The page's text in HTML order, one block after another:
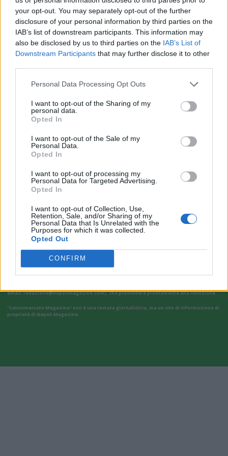
your opt-out. You may separately opt-out of the further
disclosure of your personal information by third parties on the
IAB’s list of downstream participants. This information may
also be disclosed by us to third parties on the IAB’s List of
Downstream Participants that may further disclose it to other
Personal Data Processing Opt Outs
I want to opt-out of the Sharing of my
personal data.
Opted In
I want to opt-out of the Sale of my
Personal Data.
Opted In
I want to opt-out of processing my
Personal Data for Targeted Advertising.
Opted In
I want to opt-out of Collection, Use,
Retention, Sale, and/or Sharing of my
Personal Data that Is Unrelated with the
Purposes for which it was collected.
Opted Out
CONFIRM
esplicita di Max, ma si vedrà più avanti. La lista dei nomi,
insomma, è pronta".
Alcune foto (screenshot) ed articoli presenti su "Calciomercato Magazine" sono in parte
giunti da internet, in quanto arrivati alla nostra attenzione attraverso regolari
email:redazione@napolimagazine.com), che provvederà prontamente alla rimozione.
"Calciomercato Magazine" non è una testata giornalistica, ma un sito di informazione di
proprietà di Napoli Magazine.